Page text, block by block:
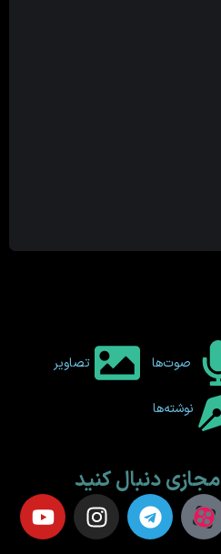
صوت‌ها تصاویر
نوشته‌ها
دنبال کنید